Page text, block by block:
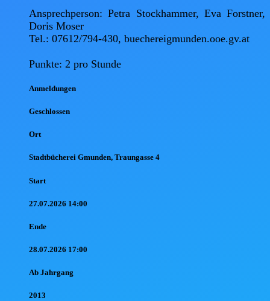
Ansprechperson: Petra Stockhammer, Eva Forstner,
Doris Moser
Tel.: 07612/794-430, buechereigmunden.ooe.gv.at
Punkte: 2 pro Stunde
Anmeldungen
Geschlossen
Ort
Stadtbücherei Gmunden, Traungasse 4
Start
27.07.2026 14:00
Ende
28.07.2026 17:00
Ab Jahrgang
2013